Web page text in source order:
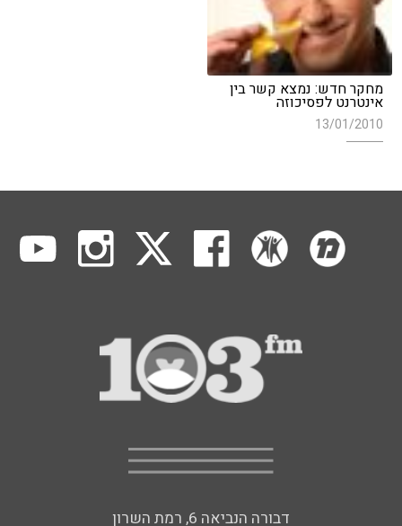
מחקר חדש: נמצא קשר בין
אינטרנט לפסיכוזה
13/01/2010
דבורה הנביאה 6, רמת השרון